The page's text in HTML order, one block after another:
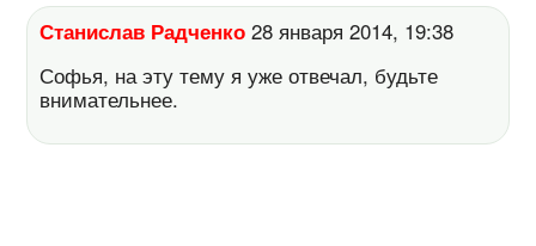
Станислав Радченко 28 января 2014, 19:38
Софья, на эту тему я уже отвечал, будьте
внимательнее.